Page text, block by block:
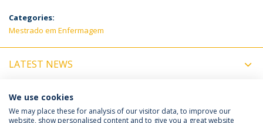
Categories:
Mestrado em Enfermagem
LATEST NEWS
UPCOMING EVENTS
We use cookies
We may place these for analysis of our visitor data, to improve our
website, show personalised content and to give you a great website